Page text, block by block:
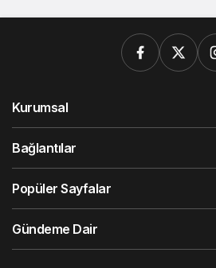
Kurumsal
Bağlantılar
Popüler Sayfalar
Gündeme Dair